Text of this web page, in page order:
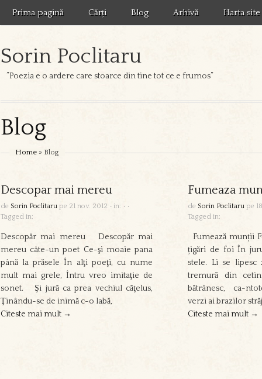
Prima pagină Cărți Blog Arhivă Harta site
Sorin Poclitaru
”Poezia e o ardere care stoarce din tine tot ce e frumos”
Blog
Home » Blog
Descopar mai mereu
de Sorin Poclitaru pe 21 nov. 2012 • in: • •
Tagged in:
Descopăr mai mereu Descopăr mai
mereu câte-un poet Ce-şi moaie pana
până la prăsele În alţi poeţi, cu nume
mult mai grele, Întru vreo imitaţie de
sonet. Şi jură ca prea vechiul căţelus,
Ţinându-se de inimă c-o labă,
Citeste mai mult →
Fumeaza
de Sorin Poclitaru pe
Tagged in:
Fumează munții
țigări de foi În
stele. Li se lipesc
tremură din
bătrânesc, ca-
verzi ai brazilor
Citeste mai mult →